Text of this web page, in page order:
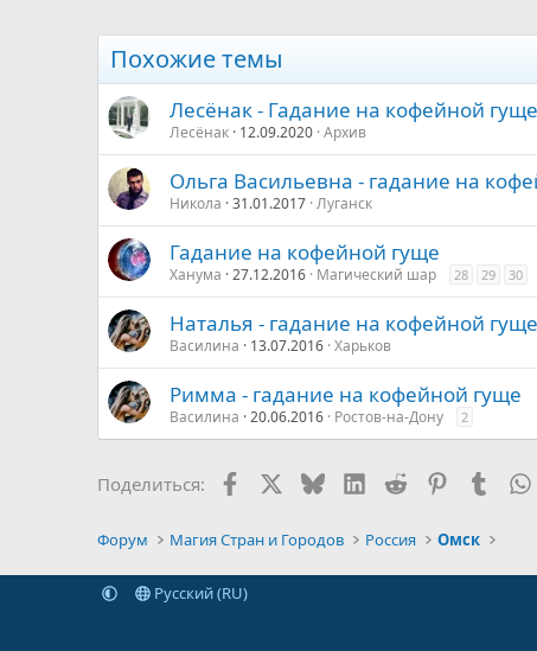
Похожие темы
Лесёнак - Гадание на кофейной
Лесёнак 12.09.2020 Архив
Ольга Васильевна - гадание на
Никола 31.01.2017 Луганск
Гадание на кофейной гуще
Ханума 27.12.2016 Магический шар 28 29 30
Наталья - гадание на кофейной гуще
Василина 13.07.2016 Харьков
Римма - гадание на кофейной гуще
Василина 20.06.2016 Ростов-на-Дону 2
Поделиться: Facebook BlueskyLinkedIn
Reddit PinterestTumblr
Форум Магия Стран и Городов Россия Омск
Русский (RU)